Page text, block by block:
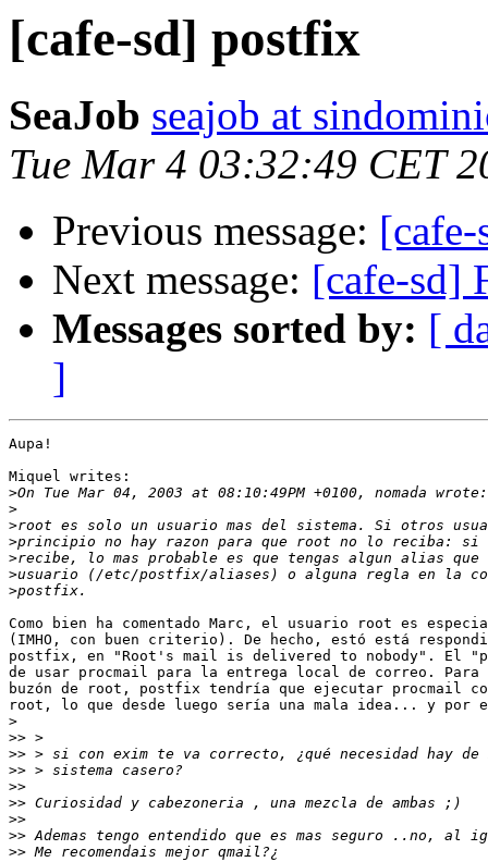
[cafe-sd] postfix
SeaJob seajob at
Tue Mar 4 03:32:49 CET
Previous message:
Next message: [cafe-sd]
Messages sorted by: [
]
Aupa!
Miquel writes:
>
>
>
>
>
>
>
Como bien ha comentado Marc, el usuario root es
(IMHO, con buen criterio). De hecho, estó está
postfix, en "Root's mail is delivered to nobody". El
de usar procmail para la entrega local de correo.
buzón de root, postfix tendría que ejecutar procmail
root, lo que desde luego sería una mala idea... y por
>
>>
>>
>>
>>
>>
>>
>>
>>